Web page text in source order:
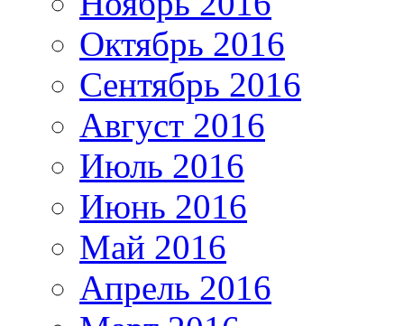
Октябрь 2016
Сентябрь 2016
Август 2016
Июль 2016
Июнь 2016
Май 2016
Апрель 2016